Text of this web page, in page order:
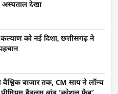
अस्पताल देखा
को नई दिशा, छत्तीसगढ़ ने
बाजार तक, CM साय ने लॉन्च